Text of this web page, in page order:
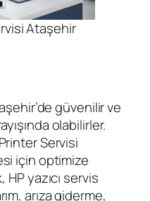
Ataşehir
güvenilir ve
olabilirler.
Servisi
için optimize
yazıcı servis
arıza giderme,